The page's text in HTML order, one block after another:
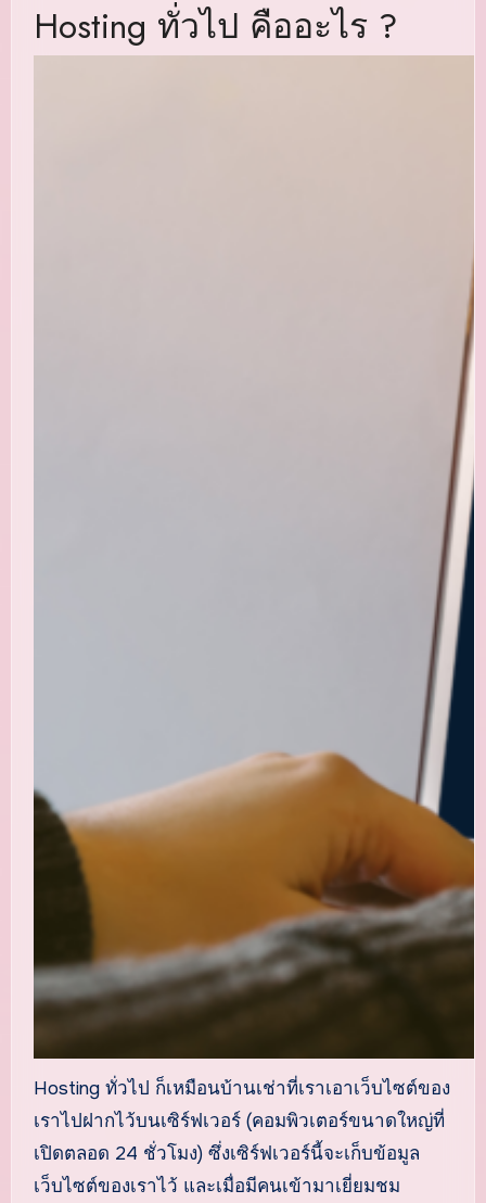
Hosting ทั่วไป คืออะไร ?
Hosting ทั่วไป ก็เหมือนบ้านเช่าที่เราเอาเว็บไซต์ของ
เราไปฝากไว้บนเซิร์ฟเวอร์ (คอมพิวเตอร์ขนาดใหญ่ที่
เปิดตลอด 24 ชั่วโมง) ซึ่งเซิร์ฟเวอร์นี้จะเก็บข้อมูล
เว็บไซต์ของเราไว้ และเมื่อมีคนเข้ามาเยี่ยมชม